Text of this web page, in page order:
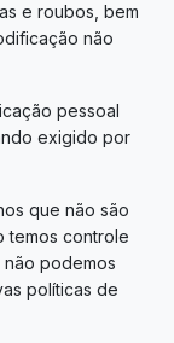
e roubos, bem
não
pessoal
exigido por
que não são
temos controle
podemos
políticas de